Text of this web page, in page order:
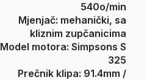
540o/min
Mjenjač: mehanički, sa
kliznim zupčanicima
Model motora: Simpsons S
325
Prečnik klipa: 91.4mm /